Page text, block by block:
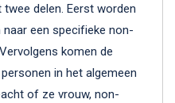
delen. Eerst worden
een specifieke non-
komen de
in het algemeen
of ze vrouw, non-